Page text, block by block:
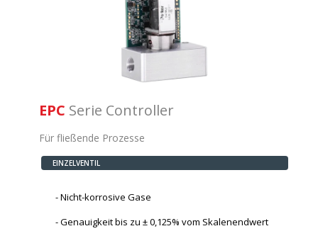
EPC Serie Controller
Für fließende Prozesse
EINZELVENTIL
Nicht-korrosive Gase
Genauigkeit bis zu ± 0,125% vom Skalenendwert